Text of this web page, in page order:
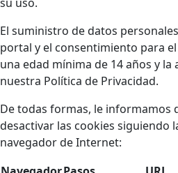
El suministro de datos
portal y el consentimiento para
una edad mínima de 14 años y la
nuestra Política de Privacidad.
De todas formas, le informamos
desactivar las cookies siguiendo
navegador de Internet: